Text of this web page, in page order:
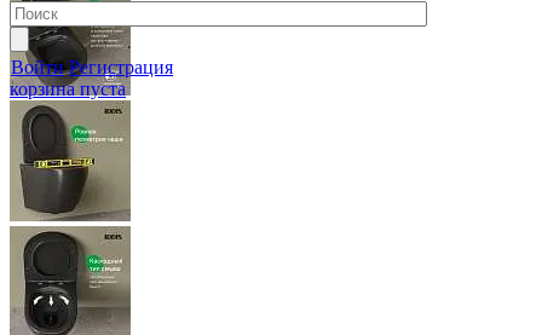
Войти Регистрация
корзина пуста